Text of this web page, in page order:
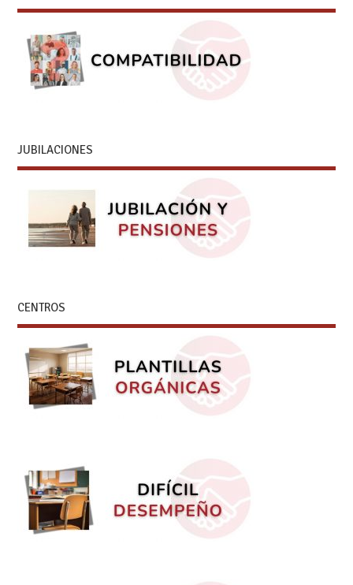
JUBILACIONES
CENTROS